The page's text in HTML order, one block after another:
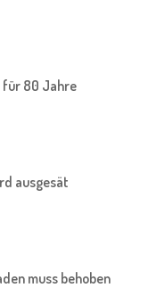
für 80 Jahre
ausgesät
muss behoben